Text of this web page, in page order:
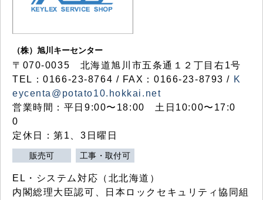
（株）旭川キーセンター
〒070-0035 北海道旭川市五条通１２丁目右1号
TEL：0166-23-8764 / FAX：0166-23-8793 / K
eycenta@potato10.hokkai.net
営業時間：平日9:00〜18:00 土日10:00〜17:0
0
定休日：第1、3日曜日
販売可 工事・取付可
EL・システム対応（北北海道）
内閣総理大臣認可、日本ロックセキュリティ協同組